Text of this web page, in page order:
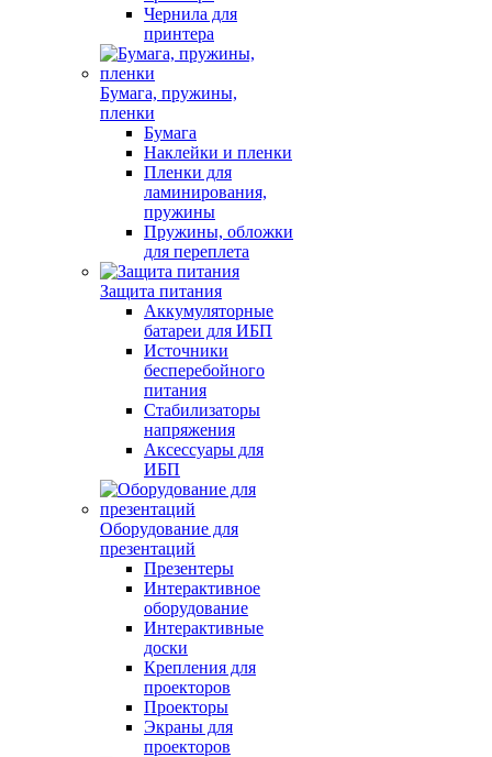
Чернила для
принтера
Бумага, пружины,
пленки
Бумага
Наклейки и пленки
Пленки для
ламинирования,
пружины
Пружины, обложки
для переплета
Защита питания
Аккумуляторные
батареи для ИБП
Источники
бесперебойного
питания
Стабилизаторы
напряжения
Аксессуары для
ИБП
Оборудование для
презентаций
Презентеры
Интерактивное
оборудование
Интерактивные
доски
Крепления для
проекторов
Проекторы
Экраны для
проекторов